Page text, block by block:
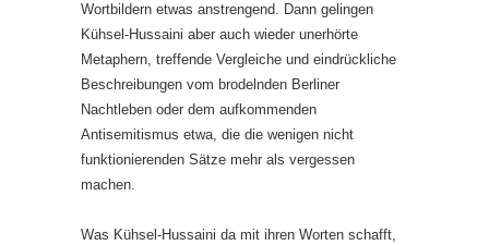
Wortbildern etwas anstrengend. Dann gelingen
Kühsel-Hussaini aber auch wieder unerhörte
Metaphern, treffende Vergleiche und eindrückliche
Beschreibungen vom brodelnden Berliner
Nachtleben oder dem aufkommenden
Antisemitismus etwa, die die wenigen nicht
funktionierenden Sätze mehr als vergessen
machen.
Was Kühsel-Hussaini da mit ihren Worten schafft,